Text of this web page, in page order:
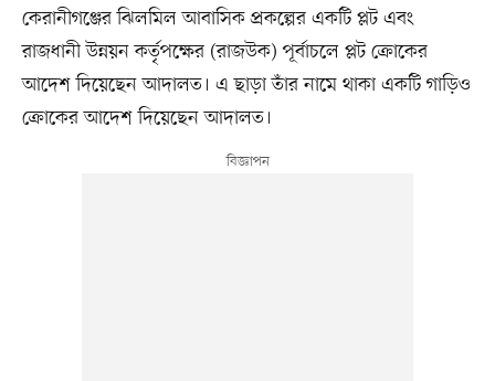
কেরানীগঞ্জের ঝিলমিল আবাসিক প্রকল্পের একটি প্লট এবং
রাজধানী উন্নয়ন কর্তৃপক্ষের (রাজউক) পূর্বাচলে প্লট ক্রোকের
আদেশ দিয়েছেন আদালত। এ ছাড়া তাঁর নামে থাকা একটি গাড়িও
ক্রোকের আদেশ দিয়েছেন আদালত।